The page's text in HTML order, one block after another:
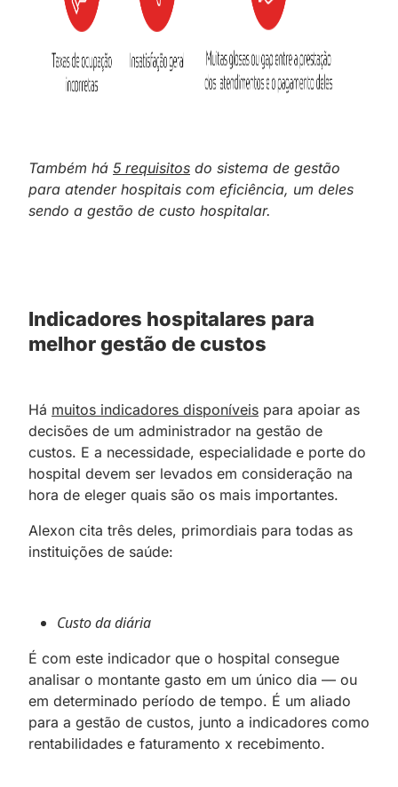
Também há 5 requisitos do sistema de gestão
para atender hospitais com eficiência, um deles
sendo a gestão de custo hospitalar.
Indicadores hospitalares para
melhor gestão de custos
Há muitos indicadores disponíveis para apoiar as
decisões de um administrador na gestão de
custos. E a necessidade, especialidade e porte do
hospital devem ser levados em consideração na
hora de eleger quais são os mais importantes.
Alexon cita três deles, primordiais para todas as
instituições de saúde:
Custo da diária
É com este indicador que o hospital consegue
analisar o montante gasto em um único dia — ou
em determinado período de tempo. É um aliado
para a gestão de custos, junto a indicadores como
rentabilidades e faturamento x recebimento.